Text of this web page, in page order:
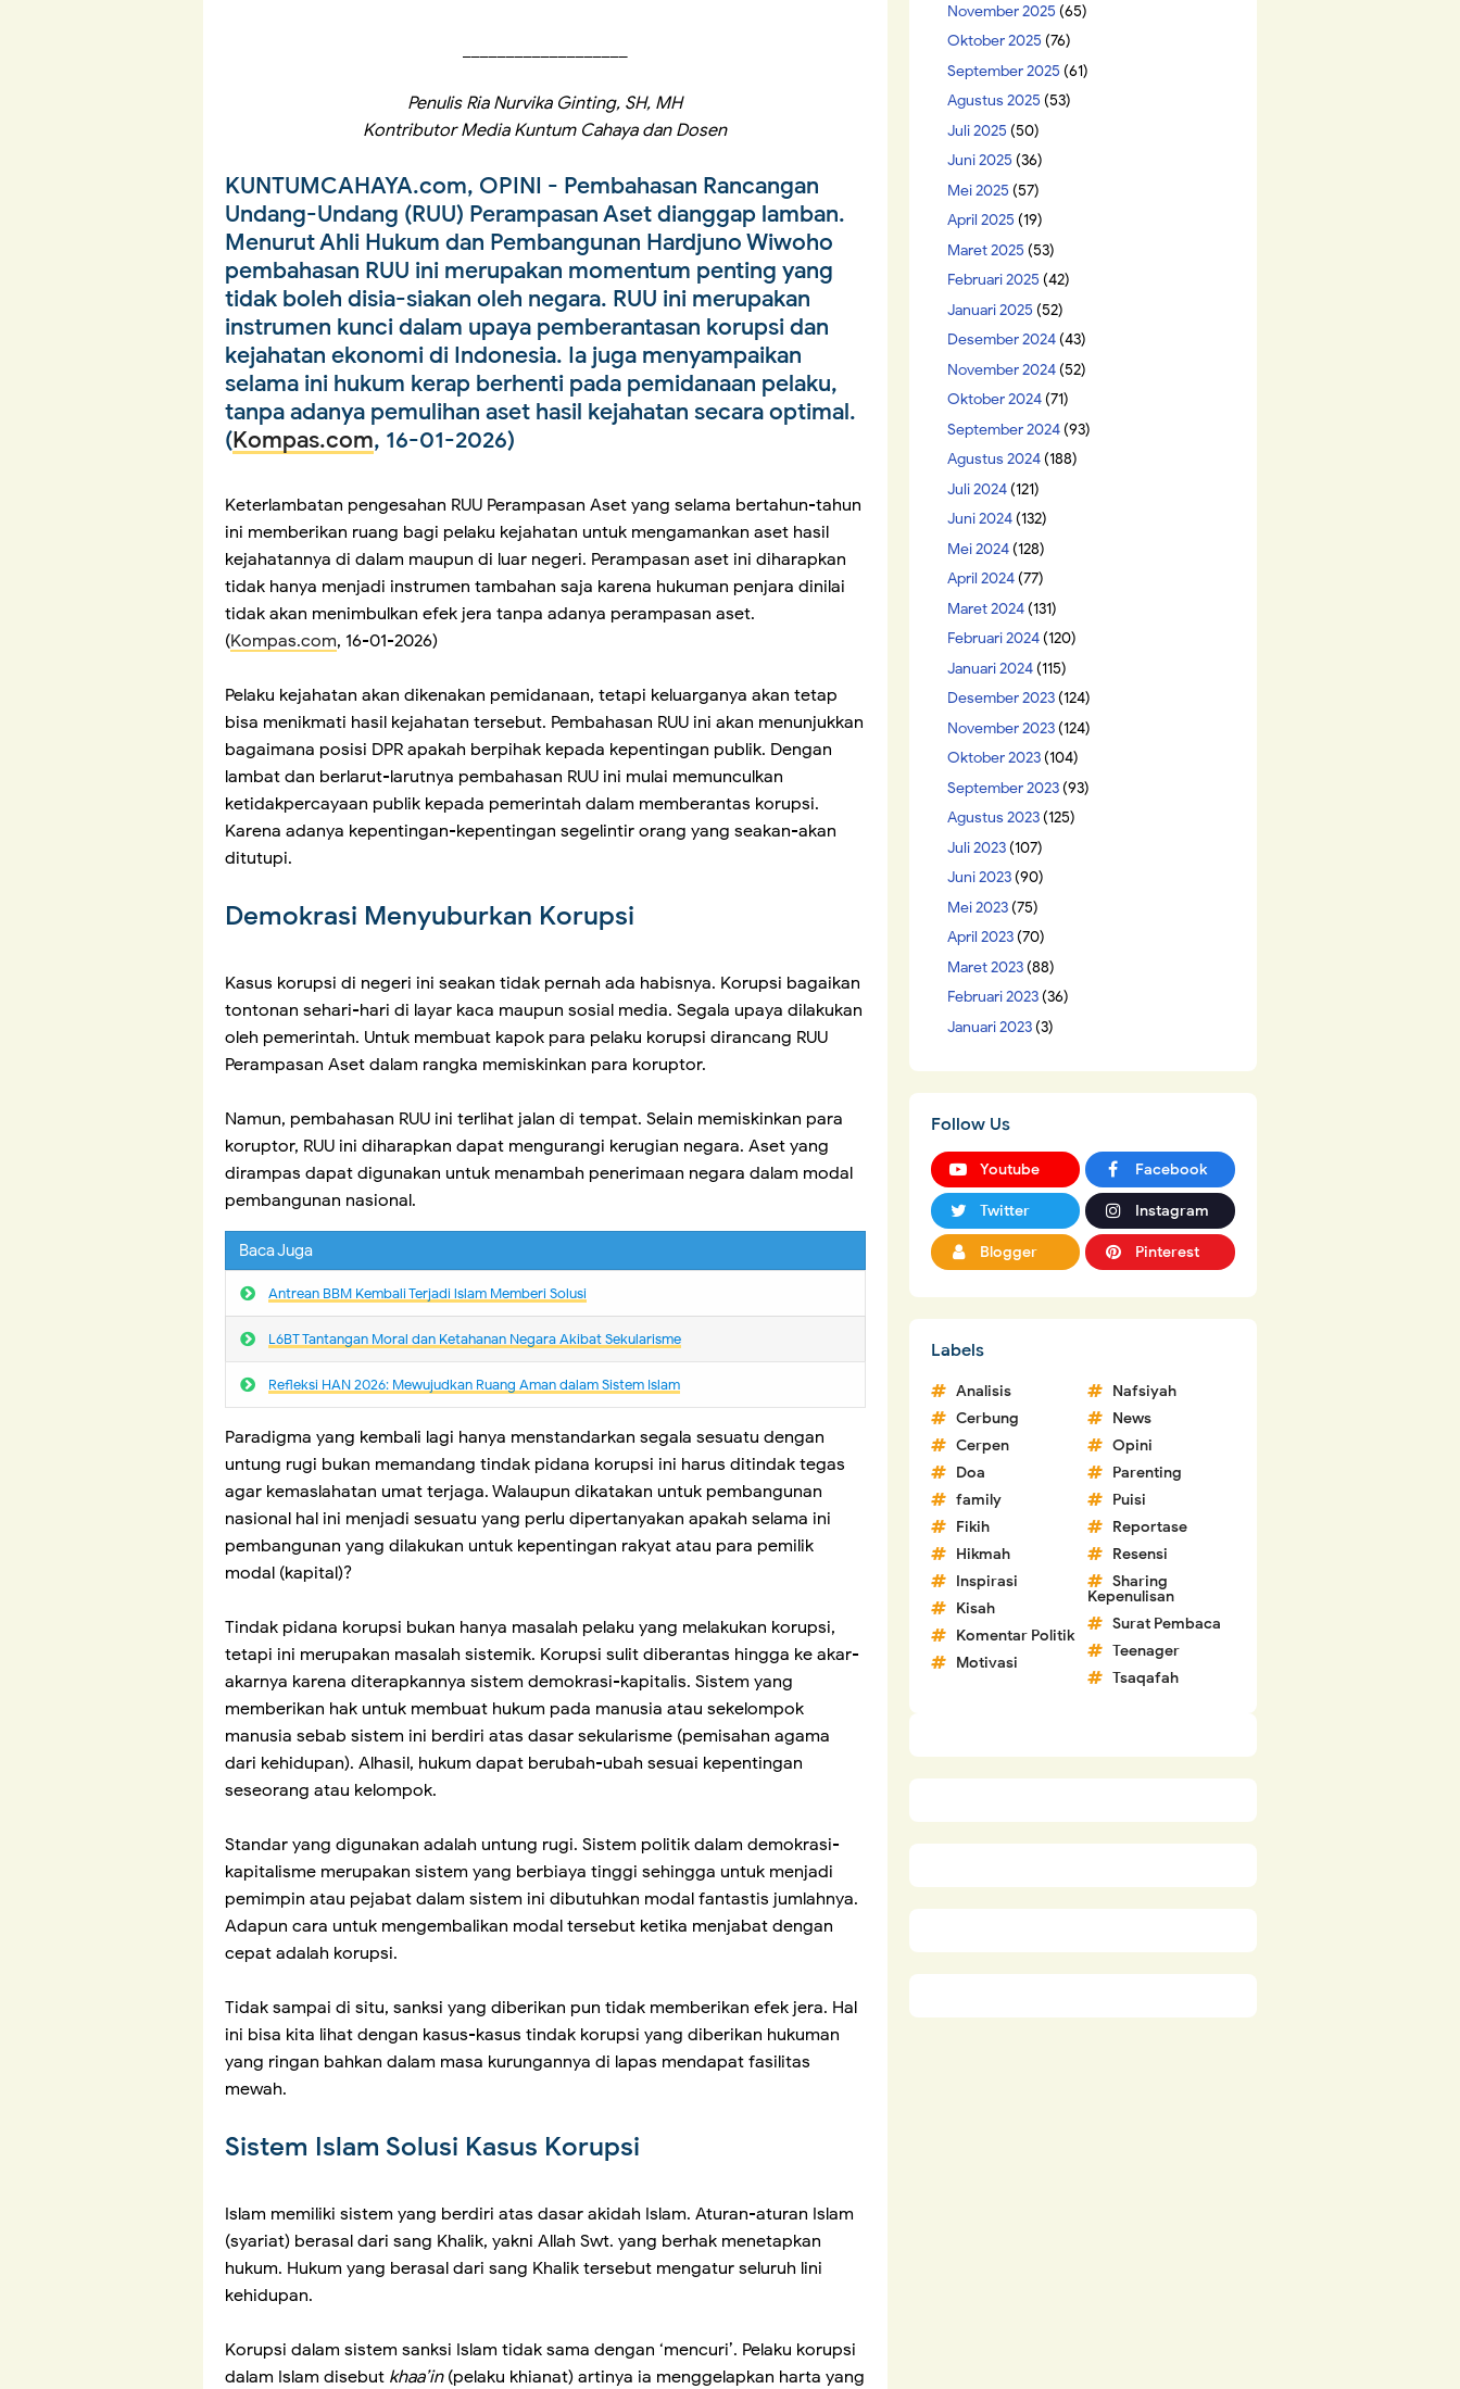
Penulis Ria Nurvika Ginting, SH, MH
Kontributor Media Kuntum Cahaya dan Dosen
KUNTUMCAHAYA.com, OPINI - Pembahasan Rancangan
Undang-Undang (RUU) Perampasan Aset dianggap lamban.
Menurut Ahli Hukum dan Pembangunan Hardjuno Wiwoho
pembahasan RUU ini merupakan momentum penting yang
tidak boleh disia-siakan oleh negara. RUU ini merupakan
instrumen kunci dalam upaya pemberantasan korupsi dan
kejahatan ekonomi di Indonesia. Ia juga menyampaikan
selama ini hukum kerap berhenti pada pemidanaan pelaku,
tanpa adanya pemulihan aset hasil kejahatan secara optimal.
(Kompas.com, 16-01-2026)
Keterlambatan pengesahan RUU Perampasan Aset yang selama bertahun-tahun
ini memberikan ruang bagi pelaku kejahatan untuk mengamankan aset hasil
kejahatannya di dalam maupun di luar negeri. Perampasan aset ini diharapkan
tidak hanya menjadi instrumen tambahan saja karena hukuman penjara dinilai
tidak akan menimbulkan efek jera tanpa adanya perampasan aset.
(Kompas.com, 16-01-2026)
Pelaku kejahatan akan dikenakan pemidanaan, tetapi keluarganya akan tetap
bisa menikmati hasil kejahatan tersebut. Pembahasan RUU ini akan menunjukkan
bagaimana posisi DPR apakah berpihak kepada kepentingan publik. Dengan
lambat dan berlarut-larutnya pembahasan RUU ini mulai memunculkan
ketidakpercayaan publik kepada pemerintah dalam memberantas korupsi.
Karena adanya kepentingan-kepentingan segelintir orang yang seakan-akan
ditutupi.
Demokrasi Menyuburkan Korupsi
Kasus korupsi di negeri ini seakan tidak pernah ada habisnya. Korupsi bagaikan
tontonan sehari-hari di layar kaca maupun sosial media. Segala upaya dilakukan
oleh pemerintah. Untuk membuat kapok para pelaku korupsi dirancang RUU
Perampasan Aset dalam rangka memiskinkan para koruptor.
Namun, pembahasan RUU ini terlihat jalan di tempat. Selain memiskinkan para
koruptor, RUU ini diharapkan dapat mengurangi kerugian negara. Aset yang
dirampas dapat digunakan untuk menambah penerimaan negara dalam modal
pembangunan nasional.
Baca Juga
Antrean BBM Kembali Terjadi lslam Memberi Solusi
L6BT Tantangan Moral dan Ketahanan Negara Akibat Sekularisme
Refleksi HAN 2026: Mewujudkan Ruang Aman dalam Sistem Islam
Paradigma yang kembali lagi hanya menstandarkan segala sesuatu dengan
untung rugi bukan memandang tindak pidana korupsi ini harus ditindak tegas
agar kemaslahatan umat terjaga. Walaupun dikatakan untuk pembangunan
nasional hal ini menjadi sesuatu yang perlu dipertanyakan apakah selama ini
pembangunan yang dilakukan untuk kepentingan rakyat atau para pemilik
modal (kapital)?
Tindak pidana korupsi bukan hanya masalah pelaku yang melakukan korupsi,
tetapi ini merupakan masalah sistemik. Korupsi sulit diberantas hingga ke akar-
akarnya karena diterapkannya sistem demokrasi-kapitalis. Sistem yang
memberikan hak untuk membuat hukum pada manusia atau sekelompok
manusia sebab sistem ini berdiri atas dasar sekularisme (pemisahan agama
dari kehidupan). Alhasil, hukum dapat berubah-ubah sesuai kepentingan
seseorang atau kelompok.
Standar yang digunakan adalah untung rugi. Sistem politik dalam demokrasi-
kapitalisme merupakan sistem yang berbiaya tinggi sehingga untuk menjadi
pemimpin atau pejabat dalam sistem ini dibutuhkan modal fantastis jumlahnya.
Adapun cara untuk mengembalikan modal tersebut ketika menjabat dengan
cepat adalah korupsi.
Tidak sampai di situ, sanksi yang diberikan pun tidak memberikan efek jera. Hal
ini bisa kita lihat dengan kasus-kasus tindak korupsi yang diberikan hukuman
yang ringan bahkan dalam masa kurungannya di lapas mendapat fasilitas
mewah.
Sistem Islam Solusi Kasus Korupsi
Islam memiliki sistem yang berdiri atas dasar akidah Islam. Aturan-aturan Islam
(syariat) berasal dari sang Khalik, yakni Allah Swt. yang berhak menetapkan
hukum. Hukum yang berasal dari sang Khalik tersebut mengatur seluruh lini
kehidupan.
Korupsi dalam sistem sanksi Islam tidak sama dengan ‘mencuri’. Pelaku korupsi
dalam Islam disebut khaa’in(pelaku khianat) artinya ia menggelapkan harta yang
November 2025 (65)
Oktober 2025 (76)
September 2025 (61)
Agustus 2025 (53)
Juli 2025 (50)
Juni 2025 (36)
Mei 2025 (57)
April 2025 (19)
Maret 2025 (53)
Februari 2025 (42)
Januari 2025 (52)
Desember 2024(43)
November 2024(52)
Oktober 2024(71)
September 2024(93)
Agustus 2024(188)
Juli 2024(121)
Juni 2024(132)
Mei 2024(128)
April 2024(77)
Maret 2024(131)
Februari 2024(120)
Januari 2024(115)
Desember 2023(124)
November 2023(124)
Oktober 2023(104)
September 2023(93)
Agustus 2023(125)
Juli 2023(107)
Juni 2023(90)
Mei 2023(75)
April 2023(70)
Maret 2023(88)
Februari 2023(36)
Januari 2023(3)
Follow Us
Youtube Facebook
Twitter Instagram
Blogger Pinterest
Labels
Analisis
Cerbung
Cerpen
Doa
family
Fikih
Hikmah
Inspirasi
Kisah
Komentar Politik
Motivasi
Nafsiyah
News
Opini
Parenting
Puisi
Reportase
Resensi
Sharing
Kepenulisan
Surat Pembaca
Teenager
Tsaqafah